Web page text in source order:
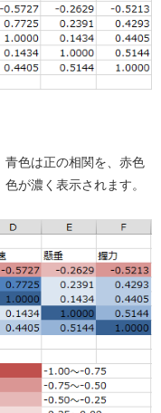
色は正の相関を、赤色
が濃く表示されます。